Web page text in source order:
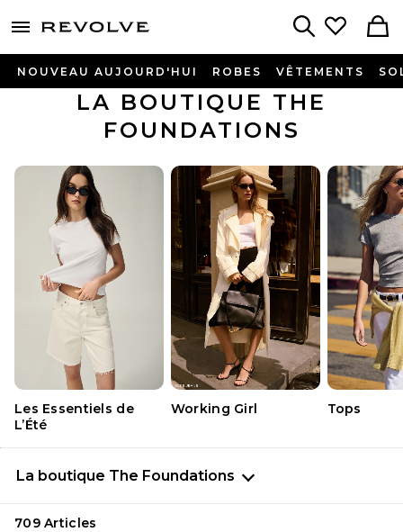
menu - shows more content
NOUVEAU AUJOURD'HUI ROBES VÊTEMENTS
LA BOUTIQUE THE
FOUNDATIONS
Les Essentiels de
L’Été
Working Girl Tops
La boutique The Foundations
709Articles